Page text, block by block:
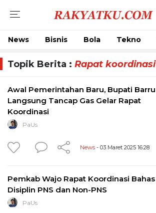
News Bisnis Bola Tekno
Topik Berita : Rapat koordinasi
Awal Pemerintahan Baru, Bupati Barru
Langsung Tancap Gas Gelar Rapat
Koordinasi
PaUs
News - 03 Maret 2025 16:28
Pemkab Wajo Rapat Koordinasi Bahas
Disiplin PNS dan Non-PNS
PaUs